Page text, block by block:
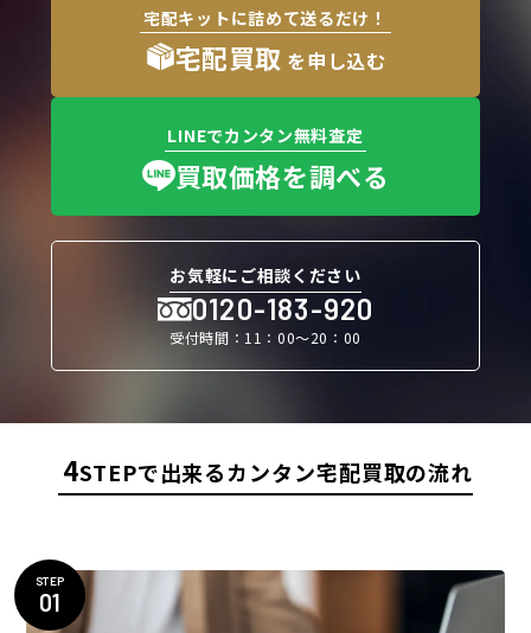
宅配キットに詰めて送るだけ！
宅配買取 を申し込む
LINEでカンタン無料査定
買取価格を調べる
お気軽にご相談ください
0120-183-920
受付時間：11：00〜20：00
4STEPで出来るカンタン宅配買取の流れ
STEP
01